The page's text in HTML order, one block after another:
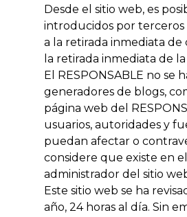
Desde el sitio web, es
introducidos por terceros
a la retirada inmediata
la retirada inmediata de
El RESPONSABLE no
generadores de blogs,
página web del
usuarios, autoridades y
puedan afectar o
considere que existe en
administrador del sitio
Este sitio web se ha
año, 24 horas al día. Sin